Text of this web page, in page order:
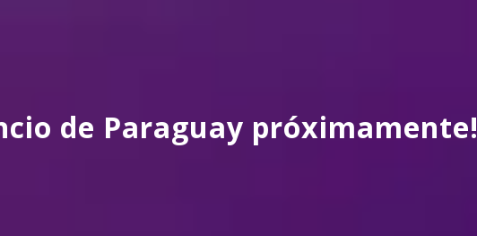
de Paraguay próximamente!